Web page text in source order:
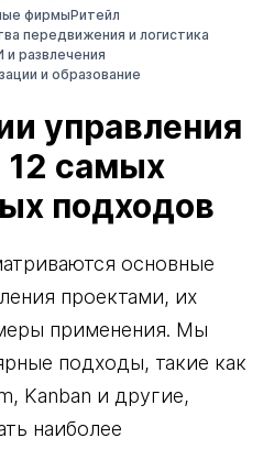
фирмыРитейл
передвижения и логистика
развлечения
и образование
управления
12 самых
подходов
основные
проектами, их
применения. Мы
подходы, такие как
Kanban и другие,
наиболее